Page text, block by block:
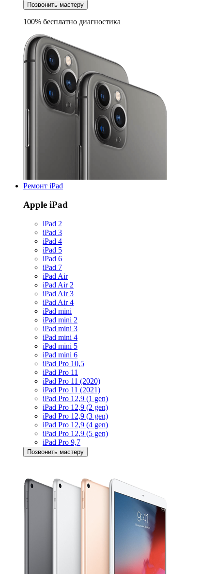
Позвонить мастеру
100% бесплатно диагностика
Ремонт iPad
Apple iPad
iPad 2
iPad 3
iPad 4
iPad 5
iPad 6
iPad 7
iPad Air
iPad Air 2
iPad Air 3
iPad Air 4
iPad mini
iPad mini 2
iPad mini 3
iPad mini 4
iPad mini 5
iPad mini 6
iPad Pro 10,5
iPad Pro 11
iPad Pro 11 (2020)
iPad Pro 11 (2021)
iPad Pro 12,9 (1 gen)
iPad Pro 12,9 (2 gen)
iPad Pro 12,9 (3 gen)
iPad Pro 12,9 (4 gen)
iPad Pro 12,9 (5 gen)
iPad Pro 9,7
Позвонить мастеру